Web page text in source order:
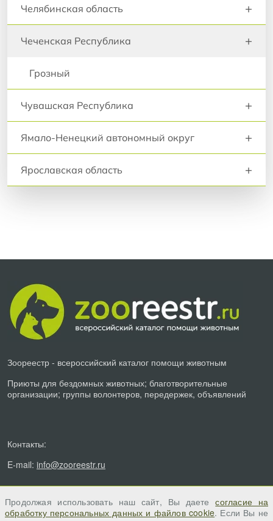
Челябинская область +
Чеченская Республика +
Грозный
Чувашская Республика +
Ямало-Ненецкий автономный округ +
Ярославская область +
Зоореестр - всероссийский каталог помощи животным
Приюты для бездомных животных; благотворительные
организации; группы волонтеров, передержек, объявлений
Контакты:
E-mail: info@zooreestr.ru
Продолжая использовать наш сайт, Вы даетесогласие на
обработку персональных данных и файлов cookie. Если Вы не